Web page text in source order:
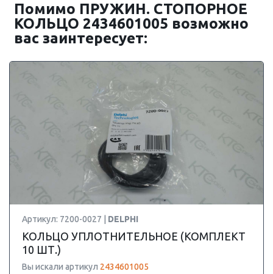
Помимо ПРУЖИН. СТОПОРНОЕ
КОЛЬЦО 2434601005 возможно
вас заинтересует:
Артикул: 7200-0027 | DELPHI
КОЛЬЦО УПЛОТНИТЕЛЬНОЕ (КОМПЛЕКТ
10 ШТ.)
Вы искали артикул 2434601005